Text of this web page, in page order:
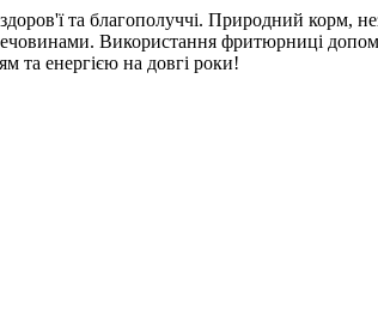
та благополуччі. Природний
Використання фритюрниці
та енергією на довгі роки!